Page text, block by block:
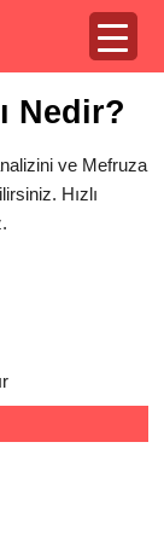
Nedir?
ve Mefruza
Hızlı